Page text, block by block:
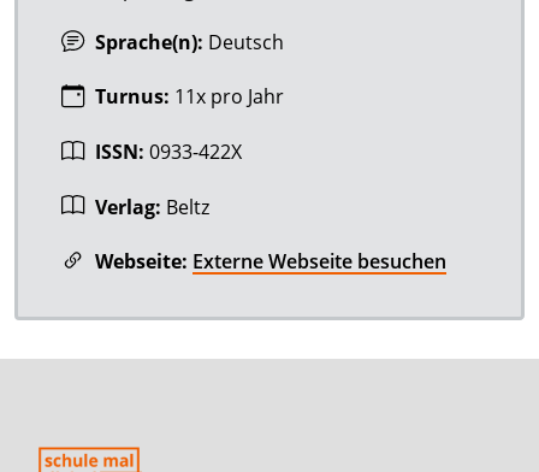
Sprache(n): Deutsch
Turnus: 11x pro Jahr
ISSN: 0933-422X
Verlag: Beltz
Webseite: Externe Webseite besuchen